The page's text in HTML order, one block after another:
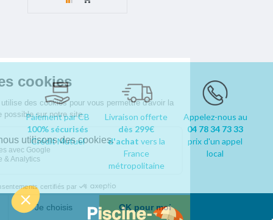
Paiement par CB
100% sécurisés
Crédit Mutuel
Livraison offerte
dès 299€
d'achat vers la
France
métropolitaine
Appelez-nous au
04 78 34 73 33
prix d'un appel
local